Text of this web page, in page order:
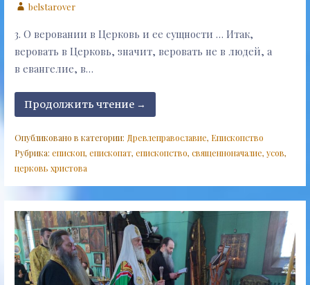
belstarover
3. О веровании в Церковь и ее сущности … Итак,
веровать в Церковь, значит, веровать не в людей, а
в евангелие, в…
Продолжить чтение →
Опубликовано в категории: Древлеправославие, Епископство
Рубрика: епископ, епископат, епископство, священноначалие, усов,
церковь христова